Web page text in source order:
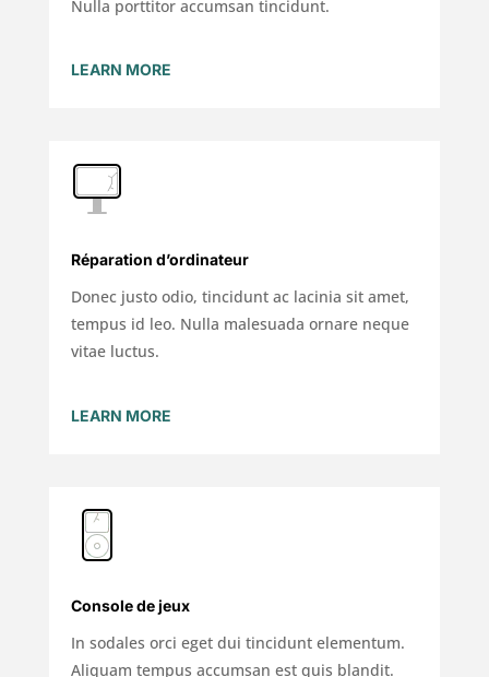
Nulla porttitor accumsan tincidunt.
LEARN MORE
Réparation d’ordinateur
Donec justo odio, tincidunt ac lacinia sit amet,
tempus id leo. Nulla malesuada ornare neque
vitae luctus.
LEARN MORE
Console de jeux
In sodales orci eget dui tincidunt elementum.
Aliquam tempus accumsan est quis blandit.